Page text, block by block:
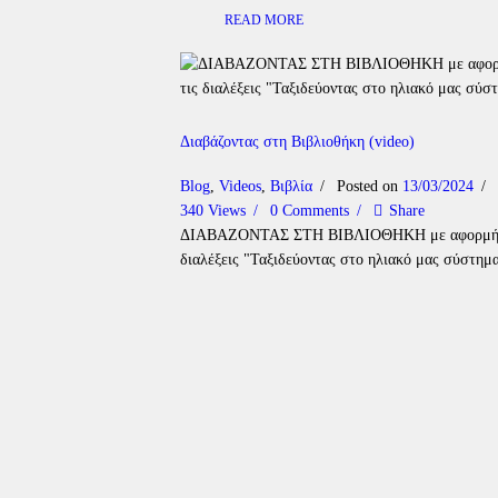
READ MORE
Διαβάζοντας στη Βιβλιοθήκη (video)
Blog, Videos, Βιβλία Posted on 13/03/2024
340 Views 0 Comments
Share
ΔΙΑΒΑΖΟΝΤΑΣ ΣΤΗ ΒΙΒΛΙΟΘΗΚΗ με αφορμή
διαλέξεις "Ταξιδεύοντας στο ηλιακό μας